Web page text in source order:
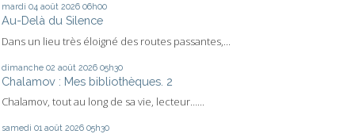
mardi 04 août 2026 06h00
Au-Delà du Silence
Dans un lieu très éloigné des routes passantes,...
dimanche 02 août 2026 05h30
Chalamov : Mes bibliothèques. 2
Chalamov, tout au long de sa vie, lecteur…...
samedi 01 août 2026 05h30